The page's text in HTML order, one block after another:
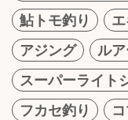
鮎トモ釣り
アジング
ル
スーパーライト
フカセ釣り